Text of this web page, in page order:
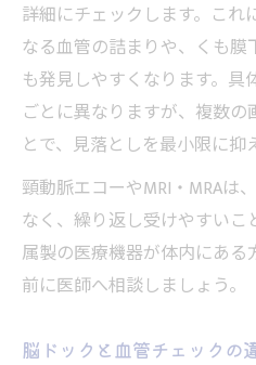
詳細にチェックします。これ
なる血管の詰まりや、くも
も発見しやすくなります。
ごとに異なりますが、複数
とで、見落としを最小限に抑
頸動脈エコーやMRI・MRAは
なく、繰り返し受けやすい
属製の医療機器が体内にあ
前に医師へ相談しましょう。
脳ドックと血管チェックの